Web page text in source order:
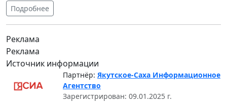
Подробнее
Реклама
Реклама
Источник информации
Партнёр: Якутское-Саха Информационное
Агентство
Зарегистрирован: 09.01.2025 г.